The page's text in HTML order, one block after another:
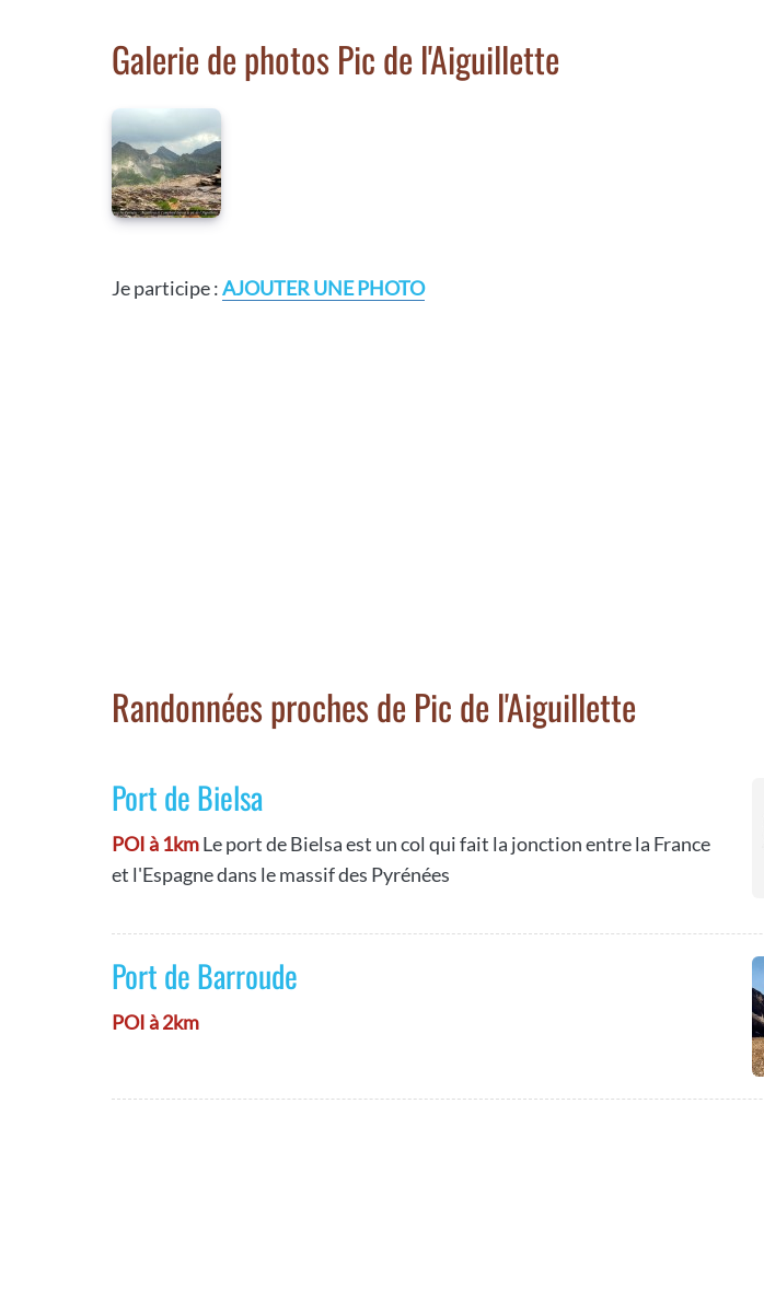
Galerie de photos Pic de l'Aiguillette
Je participe :AJOUTER UNE PHOTO
Randonnées proches de Pic de l'Aiguillette
Port de Bielsa
POI à 1kmLe port de Bielsa est un col qui fait la jonction entre la France
et l'Espagne dans le massif des Pyrénées
Port de Barroude
POI à 2km